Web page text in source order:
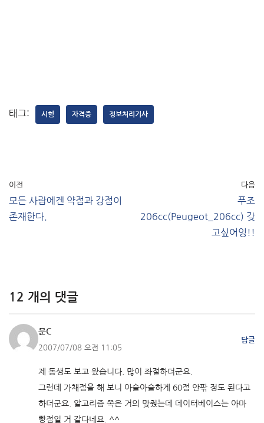
태그: 시험 자격증 정보처리기사
이전
모든 사람에겐 약점과 강점이
존재한다.
다음
푸조
206cc(Peugeot_206cc) 갖
고싶어잉!!
12 개의 댓글
문C
2007/07/08 오전 11:05
답글
제 동생도 보고 왔습니다. 많이 좌절하더군요.
그런데 가채점을 해 보니 아슬아슬하게 60점 안팎 정도 된다고
하더군요. 알고리즘 쪽은 거의 맞췄는데 데이터베이스는 아마
빵점일 거 같다네요. ^^